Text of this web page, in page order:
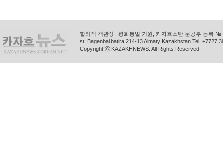
합리적 객관성 , 평화통일 기원, 카자흐스탄 문공부 등록
st. Bagenbai batira 214-13 Almaty Kazakhstan Tel. +7727
Copyright ⓒ KAZAKHNEWS. All Rights Reserved.